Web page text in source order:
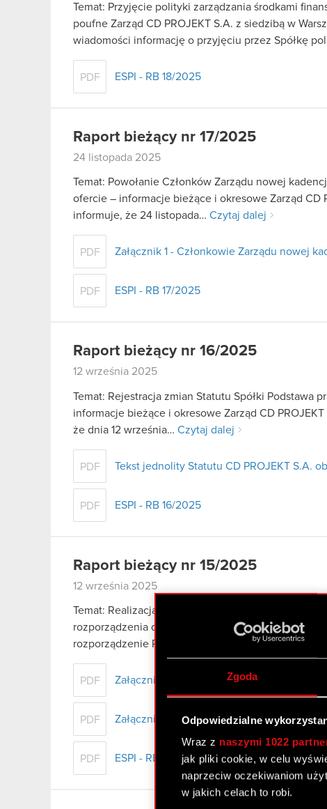
Zgoda
Odpowiedzialne
Wraz z naszymi 1022
jak pliki cookie, w celu
naprzeciw oczekiwaniom
w jakich celach to robi.
Temat: Przyjęcie polityki zarządzania środkami
poufne Zarząd CD PROJEKT S.A. z siedzibą w
wiadomości informację o przyjęciu przez Spółkę
PDF ESPI - RB 18/2025
Raport bieżący nr 17/2025
24 listopada 2025
Temat: Powołanie Członków Zarządu nowej
ofercie – informacje bieżące i okresowe Zarząd CD
informuje, że 24 listopada… Czytaj dalej
PDF Załącznik 1 - Członkowie Zarządu nowej
PDF ESPI - RB 17/2025
Raport bieżący nr 16/2025
12 września 2025
Temat: Rejestracja zmian Statutu Spółki Podstawa
informacje bieżące i okresowe Zarząd CD
że dnia 12 września… Czytaj dalej
PDF Tekst jednolity Statutu CD PROJEKT S.A.
PDF ESPI - RB 16/2025
Raport bieżący nr 15/2025
12 września 2025
Temat: Realizacja i zakończenie skupu akcji
rozporządzenia delegowanego Komisji (UE) 2016/
rozporządzenie Parlamentu Europejskiego i Rady
PDF Załącznik 1 - Zagregowane dane o
PDF Załącznik 2 - Dane szczegółowe o
PDF ESPI - RB 15/2025